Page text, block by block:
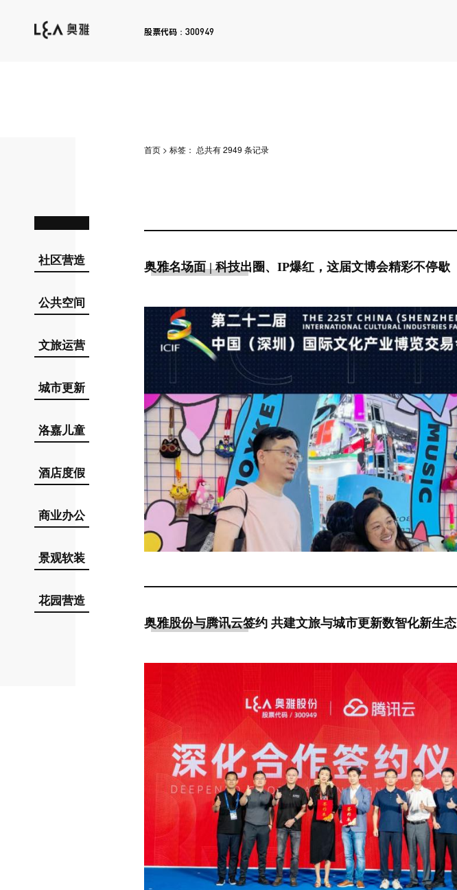
股票代码： 300949
社区营造
公共空间
文旅运营
城市更新
洛嘉儿童
酒店度假
商业办公
景观软装
花园营造
首页 > 标签： 总共有 2949 条记录
奥雅名场面 | 科技出圈、IP爆红，这届文博会精彩不停歇
奥雅股份与腾讯云签约 共建文旅与城市更新数智化新生态